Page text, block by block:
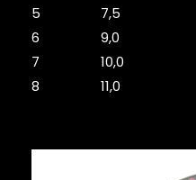
5
7,5
6
9,0
7
10,0
8
11,0